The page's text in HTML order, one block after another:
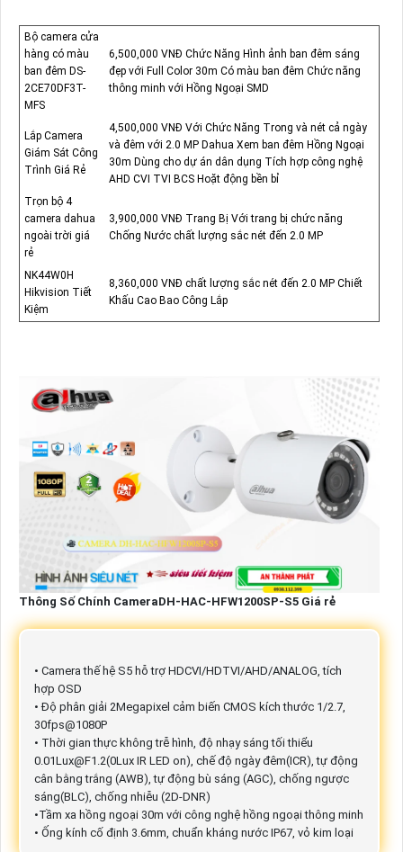
Bộ camera cửa
hàng có màu
ban đêm DS-
2CE70DF3T-
MFS
6,500,000 VNĐ Chức Năng Hình ảnh ban đêm sáng
đẹp với Full Color 30m Có màu ban đêm Chức năng
thông minh với Hồng Ngoại SMD
Lắp Camera
Giám Sát Công
Trình Giá Rẻ
4,500,000 VNĐ Với Chức Năng Trong và nét cả ngày
và đêm với 2.0 MP Dahua Xem ban đêm Hồng Ngoại
30m Dùng cho dự án dân dụng Tích hợp công nghệ
AHD CVI TVI BCS Hoặt động bền bỉ
Trọn bộ 4
camera dahua
ngoài trời giá
rẻ
3,900,000 VNĐ Trang Bị Với trang bị chức năng
Chống Nước chất lượng sắc nét đến 2.0 MP
NK44W0H
Hikvision Tiết
Kiệm
8,360,000 VNĐ chất lượng sắc nét đến 2.0 MP Chiết
Khấu Cao Bao Công Lắp
Thông Số Chính CameraDH-HAC-HFW1200SP-S5 Giá rẻ
• Camera thế hệ S5 hỗ trợ HDCVI/HDTVI/AHD/ANALOG, tích
hợp OSD
• Độ phân giải 2Megapixel cảm biến CMOS kích thước 1/2.7,
30fps@1080P
• Thời gian thực không trễ hình, độ nhạy sáng tối thiểu
0.01Lux@F1.2(0Lux IR LED on), chế độ ngày đêm(ICR), tự động
cân bằng trắng (AWB), tự động bù sáng (AGC), chống ngược
sáng(BLC), chống nhiễu (2D-DNR)
•Tầm xa hồng ngoại 30m với công nghệ hồng ngoại thông minh
• Ống kính cố định 3.6mm, chuẩn kháng nước IP67, vỏ kim loại